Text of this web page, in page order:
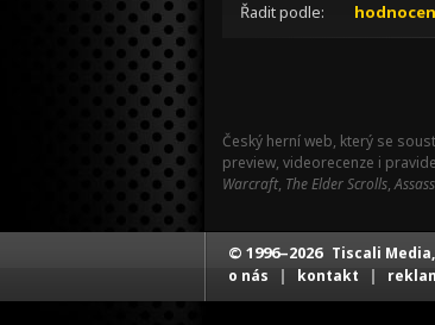
Řadit podle:
Český herní web, který se
preview, videorecenze i
Warcraft, The Elder Scrolls,
© 1996–2026 Tiscali
o nás | kontakt |